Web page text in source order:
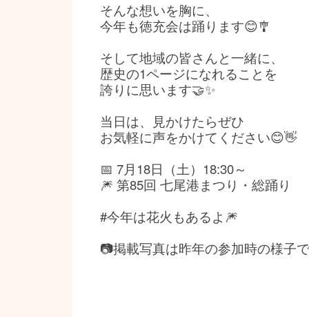
そんな想いを胸に、
今年も徳充会は踊ります😊🎐
そして地域の皆さんと一緒に、
歴史の1ページになれることを
誇りに思います🤝✨
当日は、見かけたらぜひ
お気軽に声をかけてください😊👋
📅 7月18日（土）18:30～
🎆 第85回 七尾港まつり・総踊り
#今年は花火もあるよ🎆
📷掲載写真は昨年の参加時の様子